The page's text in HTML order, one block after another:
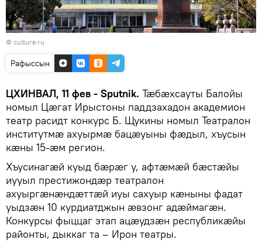
© culture.ru
Рафыссын
ЦХИНВАЛ, 11 фев - Sputnik. Тӕбӕхсауты Балойы
номыл Цӕгат Ирыстоны паддзахадон академион
театр расидт конкурс Б. Щукины номыл Театралон
институтмӕ ахуырмӕ бацӕуыны фӕдыл, хъусын
кӕны 15-ӕм регион.
Хъусинагӕй куыд бӕрӕг у, афтӕмӕй бӕстӕйы
иууыл престижондӕр театралон
ахуыргӕнӕндӕттӕй иуы сахуыр кӕныны фадат
уыдзӕн 10 курдиатджын ӕвзонг адӕймагӕн.
Конкурсы фыццаг этап ацӕудзӕн республикӕйы
районты, дыккаг та – Ирон театры.